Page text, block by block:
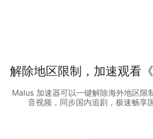
解除地区限制，加速观看《
Malus 加速器可以一键解除海外地区限
音视频，同步国内追剧，极速畅享